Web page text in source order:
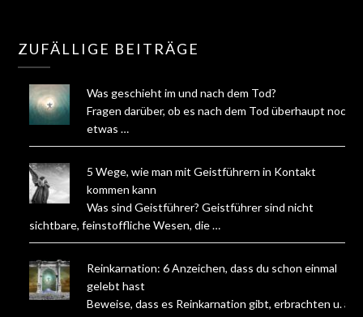
ZUFÄLLIGE BEITRÄGE
Was geschieht im und nach dem Tod?
Fragen darüber, ob es nach dem Tod überhaupt noch
etwas …
5 Wege, wie man mit Geistführern in Kontakt
kommen kann
Was sind Geistführer? Geistführer sind nicht
sichtbare, feinstoffliche Wesen, die …
Reinkarnation: 6 Anzeichen, dass du schon einmal
gelebt hast
Beweise, dass es Reinkarnation gibt, erbrachten u. a.